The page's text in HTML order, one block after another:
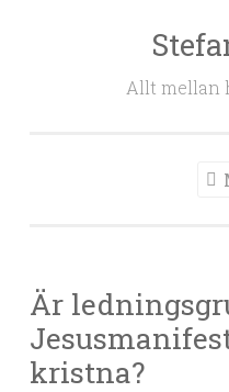
Allt mellan
Är
kristna?